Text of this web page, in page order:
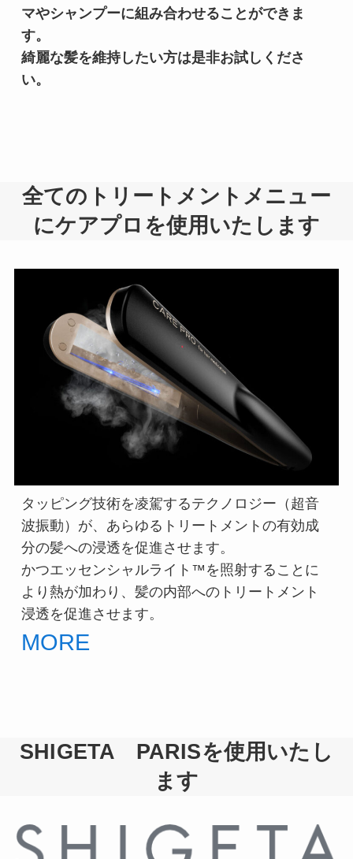
マやシャンプーに組み合わせることができま
す。
綺麗な髪を維持したい方は是非お試しくださ
い。
全てのトリートメントメニュー
にケアプロを使用いたします
タッピング技術を凌駕するテクノロジー（超音
波振動）が、あらゆるトリートメントの有効成
分の髪への浸透を促進させます。
かつエッセンシャルライト™を照射することに
より熱が加わり、髪の内部へのトリートメント
MORE
SHIGETA PARISを使用いたし
ます